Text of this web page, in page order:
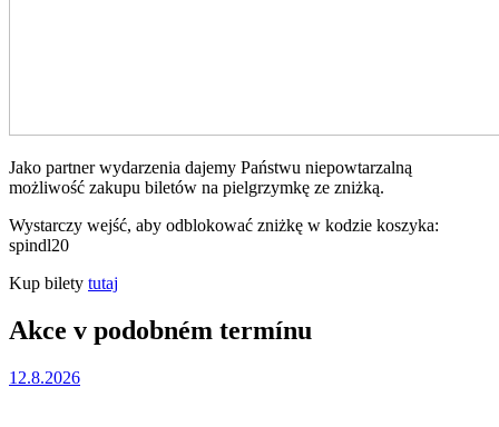
Jako partner wydarzenia dajemy Państwu niepowtarzalną
możliwość zakupu biletów na pielgrzymkę ze zniżką.
Wystarczy wejść, aby odblokować zniżkę w kodzie koszyka:
spindl20
Kup bilety tutaj
Akce v podobném termínu
12.8.2026